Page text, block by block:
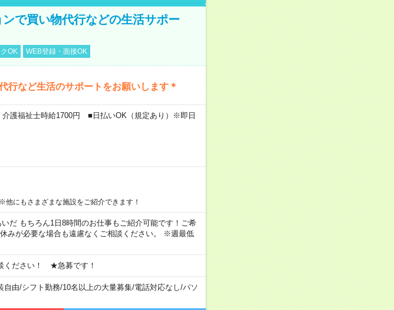
で買い物代行などの生活サポー
OK WEB登録・面接OK
行など生活のサポートをお願いします＊
護福祉士時給1700円 ■日払いOK（規定あり）※即日
にもさまざまな施設をご紹介できます！
だ もちろん1日8時間のお仕事もご紹介可能です！ご希
みが必要な場合も遠慮なくご相談ください。 ※週最低
ください！ ★急募です！
自由/シフト勤務/10名以上の大量募集/電話対応なし/パソ